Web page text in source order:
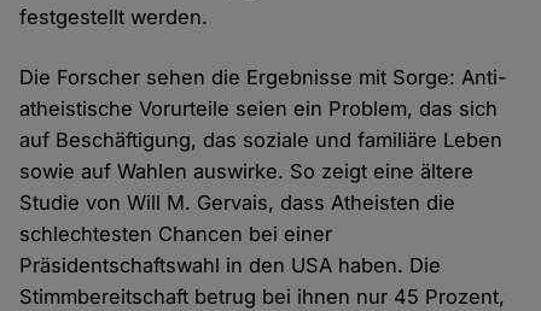
festgestellt werden.
Die Forscher sehen die Ergebnisse mit Sorge: Anti-
atheistische Vorurteile seien ein Problem, das sich
auf Beschäftigung, das soziale und familiäre Leben
sowie auf Wahlen auswirke. So zeigt eine ältere
Studie von Will M. Gervais, dass Atheisten die
schlechtesten Chancen bei einer
Präsidentschaftswahl in den USA haben. Die
Stimmbereitschaft betrug bei ihnen nur 45 Prozent,